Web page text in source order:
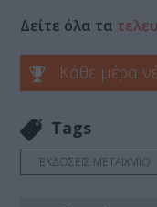
Δείτε όλα τα
Κάθε μέρα
Tags
ΕΚΔΟΣΕΙΣ ΜΕΤΑΙΧΜΙΟ